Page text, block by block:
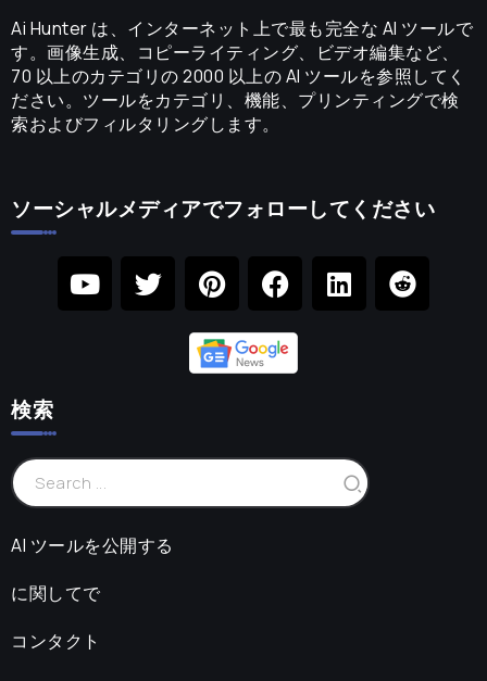
Ai Hunter は、インターネット上で最も完全な AI ツールで
す。画像生成、コピーライティング、ビデオ編集など、
70 以上のカテゴリの 2000 以上の AI ツールを参照してく
ださい。ツールをカテゴリ、機能、プリンティングで検
索およびフィルタリングします。
ソーシャルメディアでフォローしてください
検索
AI ツールを公開する
に関してで
コンタクト